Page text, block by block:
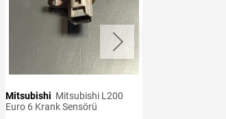
Mitsubishi
Euro 6 Krank Sensörü